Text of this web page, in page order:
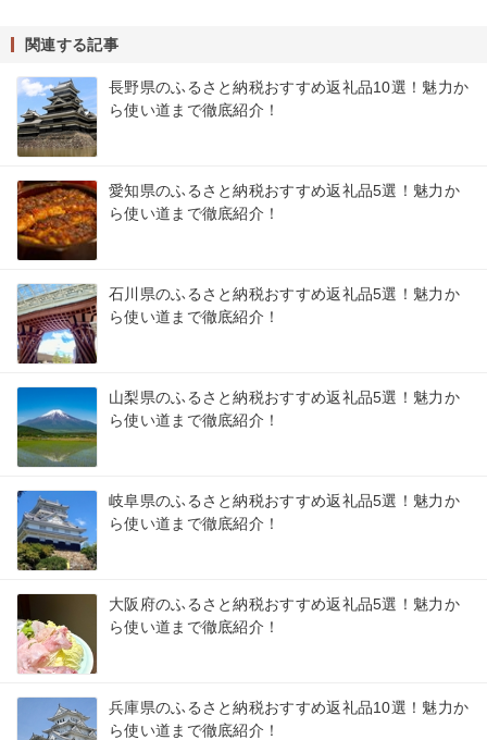
関連する記事
長野県のふるさと納税おすすめ返礼品10選！魅力か
ら使い道まで徹底紹介！
愛知県のふるさと納税おすすめ返礼品5選！魅力か
ら使い道まで徹底紹介！
石川県のふるさと納税おすすめ返礼品5選！魅力か
ら使い道まで徹底紹介！
山梨県のふるさと納税おすすめ返礼品5選！魅力か
ら使い道まで徹底紹介！
岐阜県のふるさと納税おすすめ返礼品5選！魅力か
ら使い道まで徹底紹介！
大阪府のふるさと納税おすすめ返礼品5選！魅力か
ら使い道まで徹底紹介！
兵庫県のふるさと納税おすすめ返礼品10選！魅力か
ら使い道まで徹底紹介！